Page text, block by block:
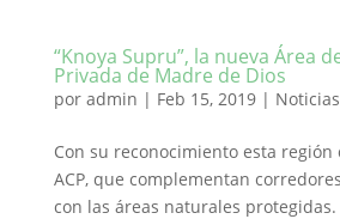
“Knoya Supru”, la nueva Área
Privada de Madre de Dios
por admin | Feb 15, 2019| Noticias
Con su reconocimiento esta región
ACP, que complementan
con las áreas naturales